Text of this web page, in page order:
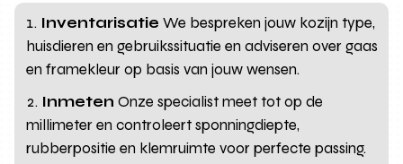
Inventarisatie We bespreken jouw kozijn type,
huisdieren en gebruikssituatie en adviseren over gaas
en framekleur op basis van jouw wensen.
Inmeten Onze specialist meet tot op de
millimeter en controleert sponningdiepte,
rubberpositie en klemruimte voor perfecte passing.